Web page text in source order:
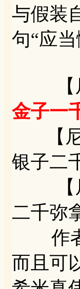
与假装
句“应
【尼
金子一
【尼
银子二
【尼
二千弥
作者
而且可